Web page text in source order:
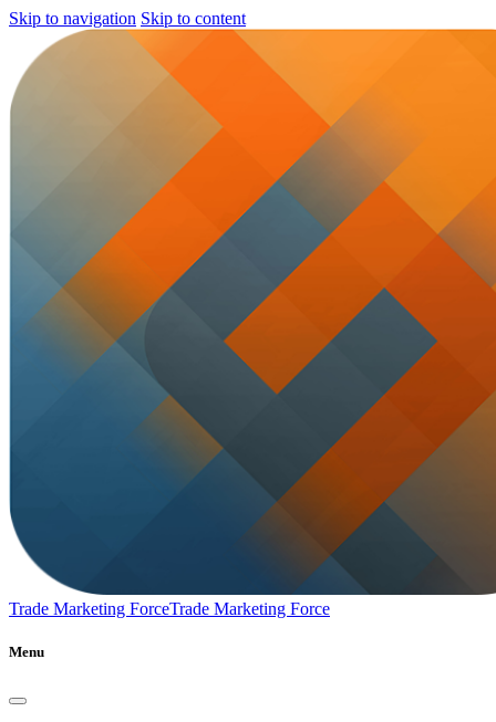
Skip to navigation Skip to content
Trade Marketing ForceTrade Marketing Force
Menu